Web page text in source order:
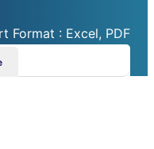
Format : Excel, PDF